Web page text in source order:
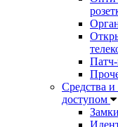
Средства
доступом
Замки